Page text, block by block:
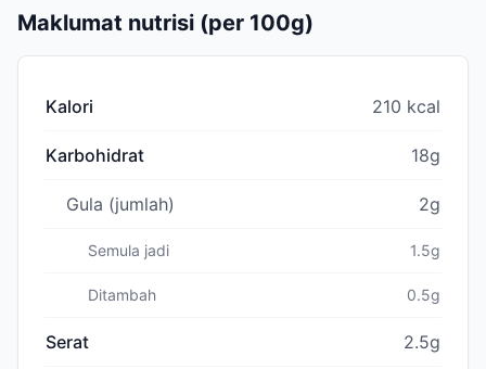
Maklumat nutrisi (per 100g)
Kalori 210 kcal
Karbohidrat 18g
Gula (jumlah) 2g
Semula jadi 1.5g
Ditambah 0.5g
Serat 2.5g